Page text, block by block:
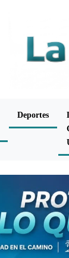
Deportes